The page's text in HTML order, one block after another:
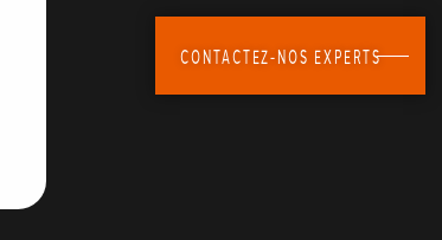
CONTACTEZ-NOS EXPERTS